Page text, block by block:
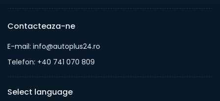
Contacteaza-ne
E-mail: info@autoplus24.ro
Telefon: +40 741 070 809
Select language